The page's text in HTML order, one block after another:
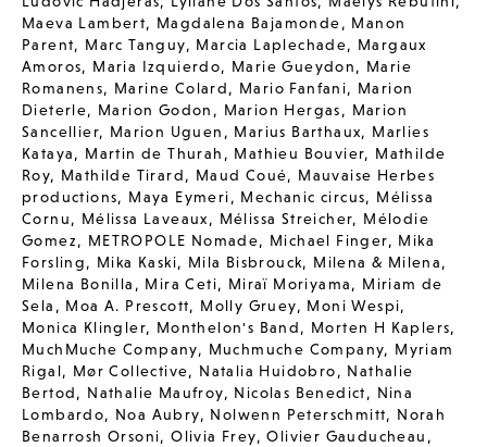
Maeva Lambert, Magdalena Bajamonde, Manon
Parent, Marc Tanguy, Marcia Laplechade, Margaux
Amoros, Maria Izquierdo, Marie Gueydon, Marie
Romanens, Marine Colard, Mario Fanfani, Marion
Dieterle, Marion Godon , Marion Hergas, Marion
Sancellier, Marion Uguen , Marius Barthaux, Marlies
Kataya, Martin de Thurah , Mathieu Bouvier, Mathilde
Roy, Mathilde Tirard, Maud Coué, Mauvaise Herbes
productions, Maya Eymeri, Mechanic circus, Mélissa
Cornu, Mélissa Laveaux, Mélissa Streicher, Mélodie
Gomez, METROPOLE Nomade, Michael Finger, Mika
Forsling, Mika Kaski, Mila Bisbrouck, Milena & Milena,
Milena Bonilla , Mira Ceti, Miraï Moriyama, Miriam de
Sela , Moa A. Prescott, Molly Gruey, Moni Wespi,
Monica Klingler, Monthelon's Band, Morten H Kaplers,
MuchMuche Company, Muchmuche Company, Myriam
Rigal, Mør Collective,Natalia Huidobro,Nathalie
Bertod,Nathalie Maufroy,Nicolas Benedict, Nina
Lombardo,Noa Aubry,Nolwenn Peterschmitt,Norah
Benarrosh Orsoni,Olivia Frey,Olivier Gauducheau ,